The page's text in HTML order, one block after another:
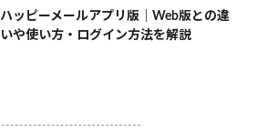
ハッピーメールアプリ版｜Web版との違
いや使い方・ログイン方法を解説